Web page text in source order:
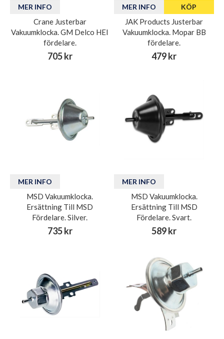
MER INFO
Crane Justerbar
Vakuumklocka. GM Delco HEI
fördelare.
705 kr
MER INFO KÖP
JAK Products Justerbar
Vakuumklocka. Mopar BB
fördelare.
479 kr
MER INFO
MSD Vakuumklocka.
Ersättning Till MSD
Fördelare. Silver.
735 kr
MER INFO
MSD Vakuumklocka.
Ersättning Till MSD
Fördelare. Svart.
589 kr